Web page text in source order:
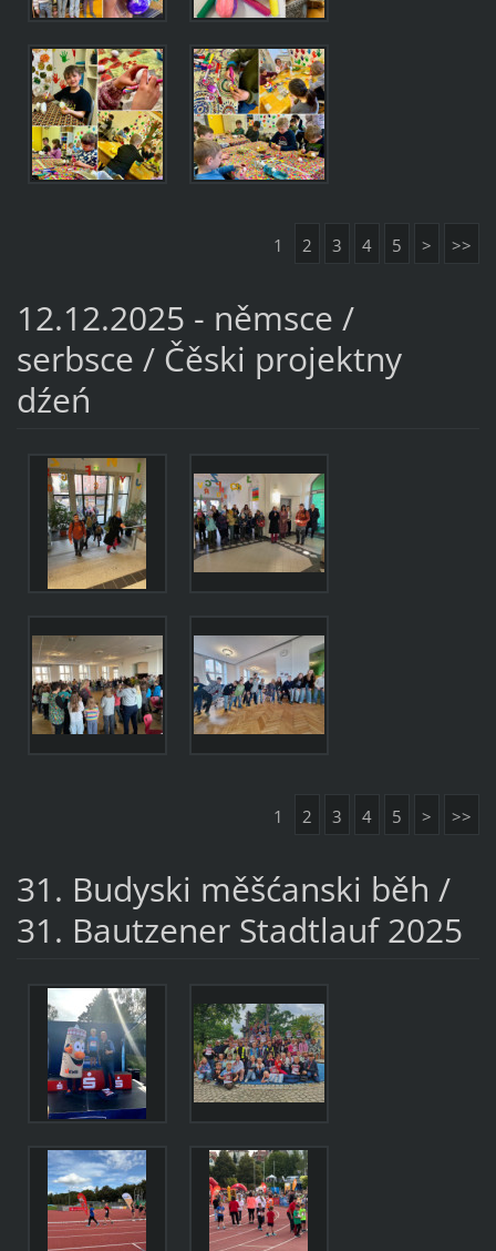
1 2 3 4 5 > >>
12.12.2025 - němsce /
serbsce / Čěski projektny
dźeń
1 2 3 4 5 > >>
31. Budyski měšćanski běh /
31. Bautzener Stadtlauf 2025